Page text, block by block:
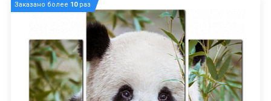
Заказано более 10раз